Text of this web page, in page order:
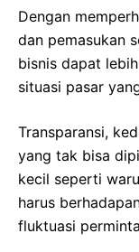
Dengan
dan pemasukan
bisnis dapat
situasi pasar
Transparansi,
yang tak bisa
kecil seperti
harus
fluktuasi